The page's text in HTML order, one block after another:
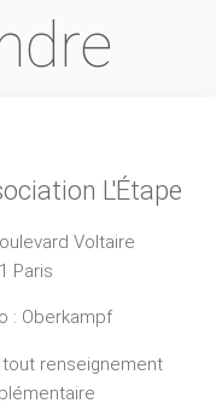
L'Étape
Voltaire
Paris
: Oberkampf
tout renseignement